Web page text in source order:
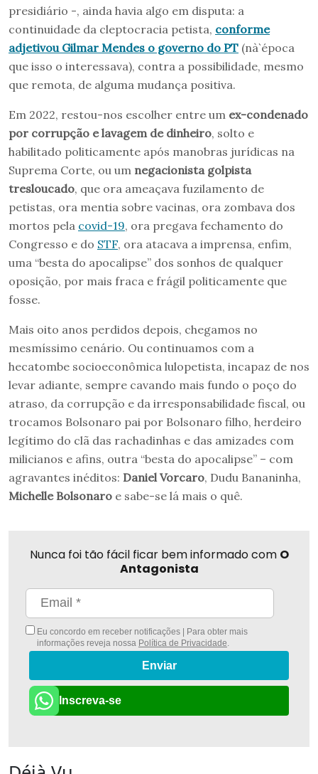
presidiário -, ainda havia algo em disputa: a
continuidade da cleptocracia petista, conforme
adjetivou Gilmar Mendes o governo do PT (nà`época
que isso o interessava), contra a possibilidade, mesmo
que remota, de alguma mudança positiva.
Em 2022, restou-nos escolher entre um ex-condenado
por corrupção e lavagem de dinheiro, solto e
habilitado politicamente após manobras jurídicas na
Suprema Corte, ou um negacionista golpista
tresloucado, que ora ameaçava fuzilamento de
petistas, ora mentia sobre vacinas, ora zombava dos
mortos pela covid-19, ora pregava fechamento do
Congresso e do STF, ora atacava a imprensa, enfim,
uma “besta do apocalipse” dos sonhos de qualquer
oposição, por mais fraca e frágil politicamente que
fosse.
Mais oito anos perdidos depois, chegamos no
mesmíssimo cenário. Ou continuamos com a
hecatombe socioeconômica lulopetista, incapaz de nos
levar adiante, sempre cavando mais fundo o poço do
atraso, da corrupção e da irresponsabilidade fiscal, ou
trocamos Bolsonaro pai por Bolsonaro filho, herdeiro
legítimo do clã das rachadinhas e das amizades com
milicianos e afins, outra “besta do apocalipse” – com
agravantes inéditos: Daniel Vorcaro, Dudu Bananinha,
Michelle Bolsonaro e sabe-se lá mais o quê.
Nunca foi tão fácil ficar bem informado com O
Antagonista
Eu concordo em receber notificações | Para obter mais
informações reveja nossa Política de Privacidade
Enviar
Inscreva-se